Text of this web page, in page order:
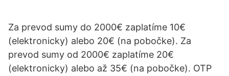
Za prevod sumy do 2000€ zaplatíme 10€
(elektronicky) alebo 20€ (na pobočke). Za
prevod sumy od 2000€ zaplatíme 20€
(elektronicky) alebo až 35€ (na pobočke). OTP